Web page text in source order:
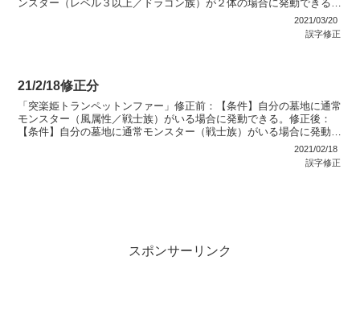
ンスター（レベル３以上／ドラゴン族）が２体の場合に発動できる。
修正後：【条件】相手フィールドに表側表示モンスター（レ...2021/03/20
誤字修正
21/2/18修正分
「突楽姫トランペットンファー」修正前：【条件】自分の墓地に通常
モンスター（風属性／戦士族）がいる場合に発動できる。修正後：
【条件】自分の墓地に通常モンスター（戦士族）がいる場合に発動で
きる。「地圧の爆発」修正前：「マグマッスル・マントルヴェ...
2021/02/18
誤字修正
スポンサーリンク